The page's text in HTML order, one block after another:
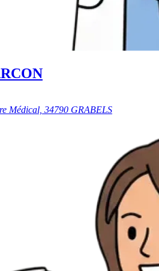
Médical, 34790 GRABELS